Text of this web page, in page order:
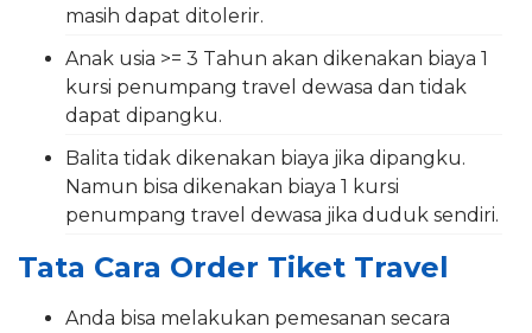
masih dapat ditolerir.
Anak usia >= 3 Tahun akan dikenakan biaya 1
kursi penumpang travel dewasa dan tidak
dapat dipangku.
Balita tidak dikenakan biaya jika dipangku.
Namun bisa dikenakan biaya 1 kursi
penumpang travel dewasa jika duduk sendiri.
Tata Cara Order Tiket Travel
Anda bisa melakukan pemesanan secara